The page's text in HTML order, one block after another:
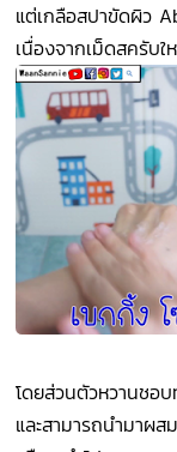
แต่เกลือสปาขัดผิว
เนื่องจากเม็ดสครับ
โดยส่วนตัวหวานชอ
และสามารถนำมาผส